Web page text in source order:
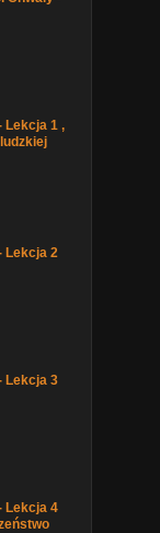
Lekcja 1 ,
Lekcja 2
Lekcja 3
Lekcja 4